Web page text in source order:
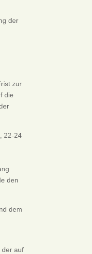
der
zur
die
22-24
den
dem
der auf